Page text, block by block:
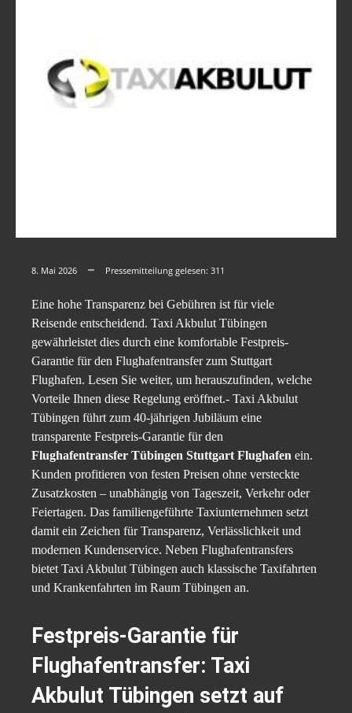
8. Mai 2026 Pressemitteilung gelesen: 311
Eine hohe Transparenz bei Gebühren ist für viele
Reisende entscheidend. Taxi Akbulut Tübingen
gewährleistet dies durch eine komfortable Festpreis-
Garantie für den Flughafentransfer zum Stuttgart
Flughafen. Lesen Sie weiter, um herauszufinden, welche
Vorteile Ihnen diese Regelung eröffnet.- Taxi Akbulut
Tübingen führt zum 40-jährigen Jubiläum eine
transparente Festpreis-Garantie für den
Flughafentransfer Tübingen Stuttgart Flughafen ein.
Kunden profitieren von festen Preisen ohne versteckte
Zusatzkosten – unabhängig von Tageszeit, Verkehr oder
Feiertagen. Das familiengeführte Taxiunternehmen setzt
damit ein Zeichen für Transparenz, Verlässlichkeit und
modernen Kundenservice. Neben Flughafentransfers
bietet Taxi Akbulut Tübingen auch klassische Taxifahrten
und Krankenfahrten im Raum Tübingen an.
Festpreis-Garantie für
Flughafentransfer: Taxi
Akbulut Tübingen setzt auf